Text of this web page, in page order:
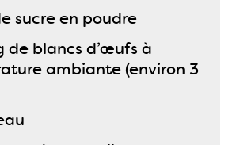
sucre en poudre
de blancs d’œufs à
ambiante (environ 3